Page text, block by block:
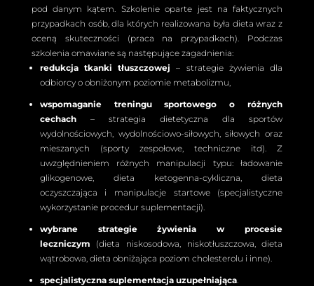
pod danym kątem. Szkolenie oparte jest na faktycznych
przypadkach osób, dla których realizowana była dieta wraz z
oceną skuteczności (praca na przypadkach). Podczas
szkolenia omawiane są następujące zagadnienia:
redukcja tkanki tłuszczowej – strategie żywienia dla
odbiorcy o obniżonym poziomie metabolizmu,
wspomaganie treningu sportowego o różnych
cechach– strategia dietetyczna dla sportów
wydolnościowych, wydolnościowo-siłowych, siłowych oraz
mieszanych (sporty zespołowe, techniczne itd). Z
uwzględnieniem różnych manipulacji typu: ładowanie
glikogenowe, dieta ketogenna-cykliczna, dieta
oczyszczająca i manipulacje startowe (specjalistyczne
wykorzystanie procedur suplementacji).
wybrane strategie żywienia w procesie
leczniczym (dieta niskosodowa, niskotłuszczowa, dieta
wątrobowa, dieta obniżająca poziom cholesterolu i inne).
specjalistyczna suplementacja uzupełniająca.